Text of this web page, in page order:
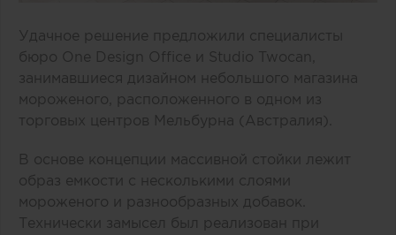
Удачное решение предложили специалисты
бюро One Design Office и Studio Twocan,
занимавшиеся дизайном небольшого магазина
мороженого, расположенного в одном из
торговых центров Мельбурна (Австралия).
В основе концепции массивной стойки лежит
образ емкости с несколькими слоями
мороженого и разнообразных добавок.
Технически замысел был реализован при